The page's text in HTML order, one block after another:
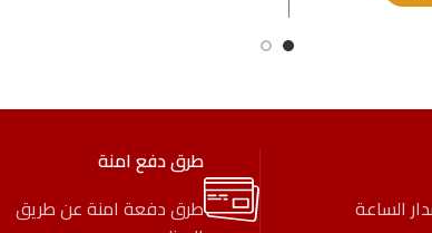
الساعة
طرق دفع امنة
طرق دفعة امنة عن طريق